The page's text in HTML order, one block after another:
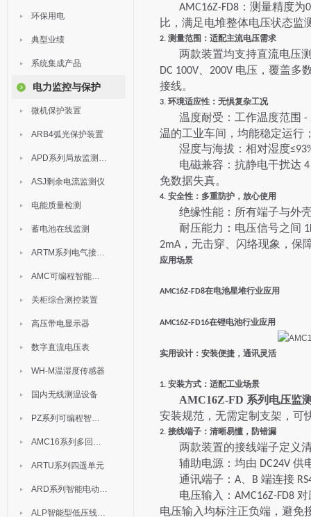
环保用电
典型业绩
系统集成产品
电力监控与保护
微机保护装置
ARB4弧光保护装置
APD系列局放监测装置
ASJ剩余电流监测仪
电能质量检测
蓄电池在线监测
ARTM系列电气接点测温装置
AMC可编程智能电测表
关柜综合测控装置
高压带电显示器
数字直流电压表
WH-M温湿度传感器
国内无线测温设备
PZ系列可编程智能表
AMC16系列多回路监控装置
ARTU系列四遥单元
ARD系列智能电动机保护器
ALP智能型低压线路保护装置
AMC16Z-FD8：测量精度为
比，满足电堆整体电压状态监
2. 测量范围：适配主流电压需求
两款装置均支持直流电压
DC 100V、 200V 电压，覆盖多
接线。
3. 环境适应性：无惧复杂工况
温度耐受：工作温度范围 -
温的工业车间，均能稳定运行
湿度与海拔：相对湿度
电磁兼容：抗静电干扰达
免数据失真。
4. 安全性：多重防护，放心使用
绝缘性能：所有端子与外
耐压能力：电压信号之间
2mA，无击穿、闪络现象，保
应用场景
AMC16Z-FD8在电池星堆行业应用
AMC16Z-FD16在锂电池行业应用
实用设计：安装便捷，通讯灵活
1. 安装方式：适配工业场景
AMC16Z-FD 系列电压监
安装规范，无需定制支架，可
2. 接线端子：清晰易懂，防错漏
两款装置的接线端子定义
辅助电源：均由 DC24V 供
通讯端子： A、 B 端连接
电压输入： AMC16Z-FD8
电压输入均标注正负端，避免